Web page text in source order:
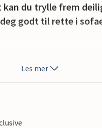
du trylle frem
godt til rette i
du står opp, og
i Adriaterhavets
Les mer